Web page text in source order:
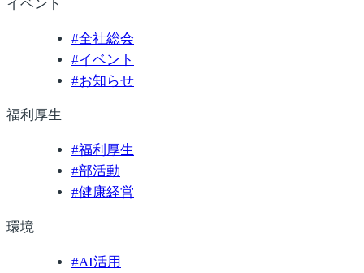
イベント
#全社総会
#イベント
#お知らせ
福利厚生
#福利厚生
#部活動
#健康経営
環境
#AI活用